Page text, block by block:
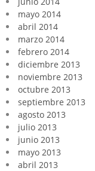
mayo 2014
abril 2014
marzo 2014
febrero 2014
diciembre 2013
noviembre 2013
octubre 2013
septiembre 2013
agosto 2013
julio 2013
junio 2013
mayo 2013
abril 2013